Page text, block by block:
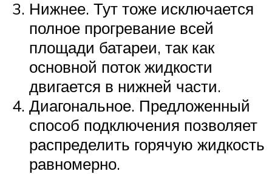
Нижнее. Тут тоже исключается
полное прогревание всей
площади батареи, так как
основной поток жидкости
двигается в нижней части.
Диагональное. Предложенный
способ подключения позволяет
распределить горячую жидкость
равномерно.